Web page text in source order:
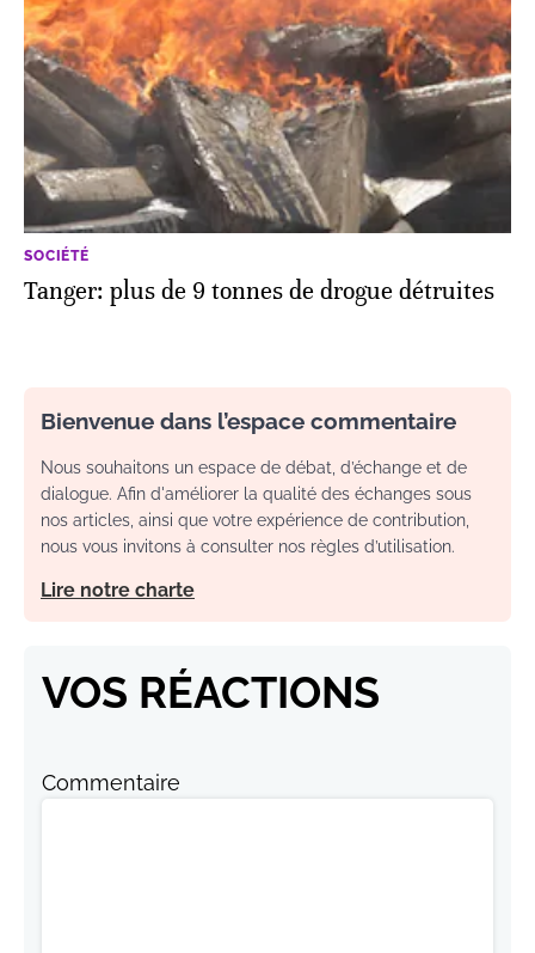
SOCIÉTÉ
Tanger: plus de 9 tonnes de drogue détruites
Bienvenue dans l’espace commentaire
Nous souhaitons un espace de débat, d’échange et de
dialogue. Afin d'améliorer la qualité des échanges sous
nos articles, ainsi que votre expérience de contribution,
nous vous invitons à consulter nos règles d’utilisation.
Lire notre charte
VOS RÉACTIONS
Commentaire